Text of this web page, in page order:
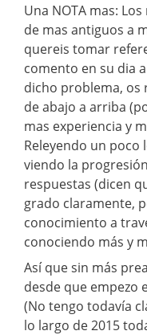
Una NOTA mas:
de mas antiguos a
quereis tomar
comento en su dia
dicho problema, os
de abajo a arriba
mas experiencia y
Releyendo un poco
viendo la
respuestas (dicen
grado claramente,
conocimiento a
conociendo más y
Así que sin más
desde que empezo
(No tengo todavía
lo largo de 2015